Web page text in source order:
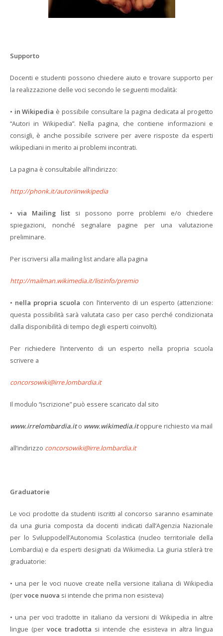
Supporto
Docenti e studenti possono chiedere aiuto e trovare supporto per
la realizzazione delle voci secondo le seguenti modalità:
• in Wikipedia è possibile consultare la pagina dedicata al progetto
“Autori in Wikipedia”. Nella pagina, che contiene informazioni e
consigli, è anche possibile scrivere per avere risposte da esperti
wikipediani in merito ai problemi incontrati.
La pagina è consultabile all’indirizzo:
http://phonk.it/autoriinwikipedia
• via Mailing list si possono porre problemi e/o chiedere
spiegazioni, nonché segnalare pagine per una valutazione
preliminare.
Per iscriversi alla mailing list andare alla pagina
http://mailman.wikimedia.it/listinfo/premio
• nella propria scuola con l’intervento di un esperto (attenzione:
questa possibilità sarà valutata caso per caso perché condizionata
dalla disponibilità di tempo degli esperti coinvolti).
Per richiedere l’intervento di un esperto nella propria scuola
scrivere a
concorsowiki@irre.lombardia.it
Il modulo “iscrizione” può essere scaricato dal sito
www.irrelombardia.ito www.wikimedia.itoppure richiesto via mail
all’indirizzo concorsowiki@irre.lombardia.it
Graduatorie
Le voci prodotte da studenti iscritti al concorso saranno esaminate
da una giuria composta da docenti indicati dall’Agenzia Nazionale
per lo Sviluppodell’Autonomia Scolastica (nucleo territoriale della
Lombardia) e da esperti designati da Wikimedia. La giuria stilerà tre
graduatorie:
• una per le voci nuove create nella versione italiana di Wikipedia
(pervoce nuova si intende che prima non esisteva)
• una per voci tradotte in italiano da versioni di Wikipedia in altre
lingue (per voce tradotta si intende che esisteva in altra lingua